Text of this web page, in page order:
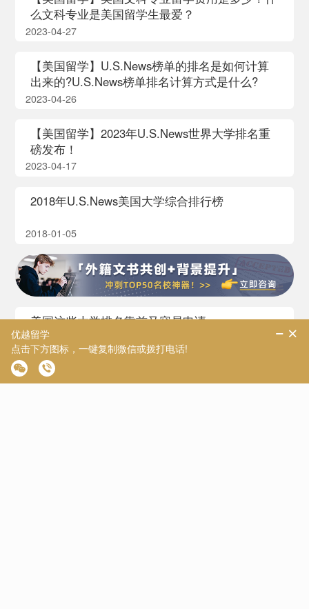
么文科专业是美国留学生最爱？
2023-04-27
【美国留学】U.S.News榜单的排名是如何计算
出来的?U.S.News榜单排名计算方式是什么?
2023-04-26
【美国留学】2023年U.S.News世界大学排名重
磅发布！
2023-04-17
2018年U.S.News美国大学综合排行榜
2018-01-05
美国这些大学排名靠前又容易申请
2016-09-21
这些美国公立大学，性价比超高